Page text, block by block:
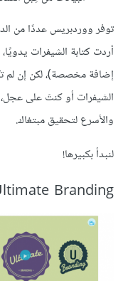
أردت كتابة الشيفرات
إضافة مخصصة)، لكن إن لم
الشيفرات أو كنتَ على
والأسرع لتحقيق مبتغاك.
لنبدأ بكبيرها!
Branding